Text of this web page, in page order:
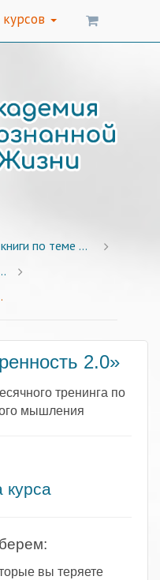
по теме финансов
2.0»
тренинга по
мышления
курса
вы теряете